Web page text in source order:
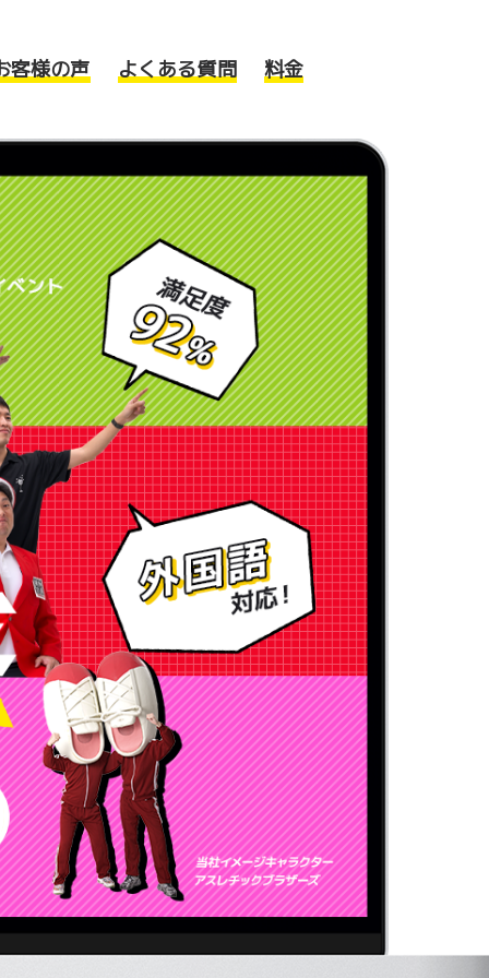
客様の声 よくある質問 料金